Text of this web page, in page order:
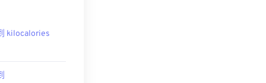
kilocalories